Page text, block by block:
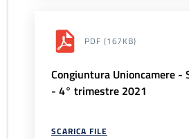
PDF (167KB)
Congiuntura Unioncamere -
- 4° trimestre 2021
SCARICA FILE